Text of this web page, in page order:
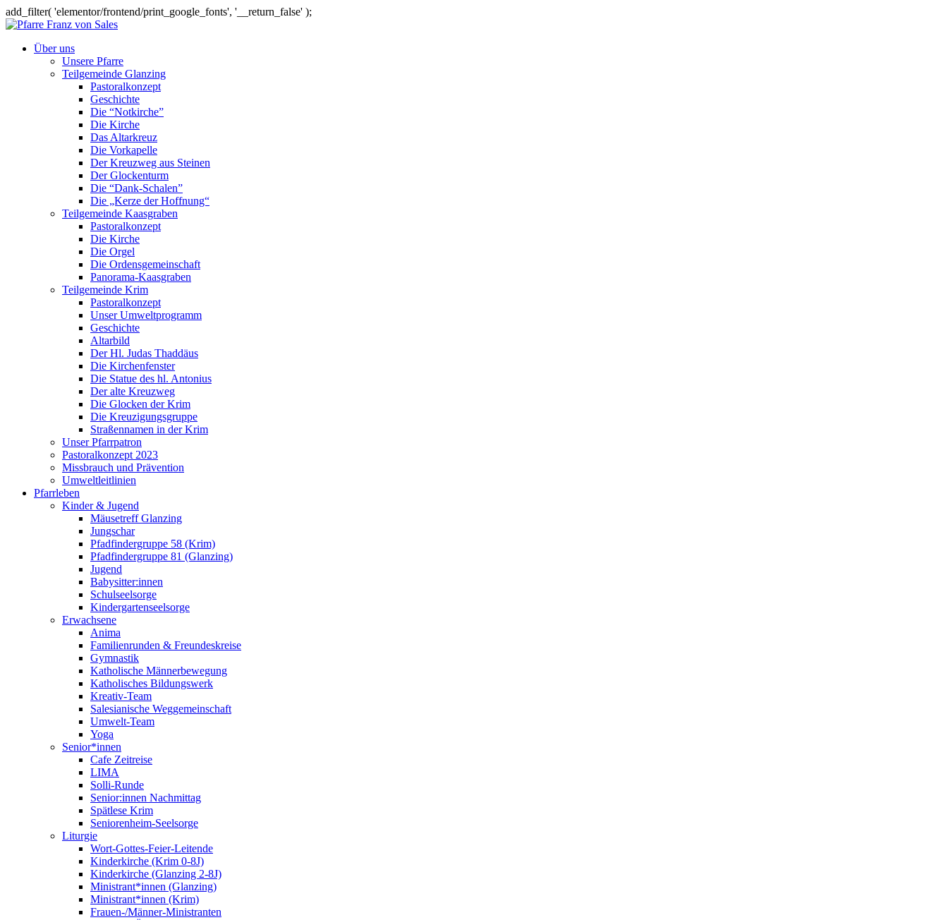
add_filter( 'elementor/frontend/print_google_fonts', '__return_false' );
Über uns
Unsere Pfarre
Teilgemeinde Glanzing
Pastoralkonzept
Geschichte
Die “Notkirche”
Die Kirche
Das Altarkreuz
Die Vorkapelle
Der Kreuzweg aus Steinen
Der Glockenturm
Die “Dank-Schalen”
Die „Kerze der Hoffnung“
Teilgemeinde Kaasgraben
Pastoralkonzept
Die Kirche
Die Orgel
Die Ordensgemeinschaft
Panorama-Kaasgraben
Teilgemeinde Krim
Pastoralkonzept
Unser Umweltprogramm
Geschichte
Altarbild
Der Hl. Judas Thaddäus
Die Kirchenfenster
Die Statue des hl. Antonius
Der alte Kreuzweg
Die Glocken der Krim
Die Kreuzigungsgruppe
Straßennamen in der Krim
Unser Pfarrpatron
Pastoralkonzept 2023
Missbrauch und Prävention
Umweltleitlinien
Pfarrleben
Kinder & Jugend
Mäusetreff Glanzing
Jungschar
Pfadfindergruppe 58 (Krim)
Pfadfindergruppe 81 (Glanzing)
Jugend
Babysitter:innen
Schulseelsorge
Kindergartenseelsorge
Erwachsene
Anima
Familienrunden & Freundeskreise
Gymnastik
Katholische Männerbewegung
Katholisches Bildungswerk
Kreativ-Team
Salesianische Weggemeinschaft
Umwelt-Team
Yoga
Senior*innen
Cafe Zeitreise
LIMA
Solli-Runde
Senior:innen Nachmittag
Spätlese Krim
Seniorenheim-Seelsorge
Liturgie
Wort-Gottes-Feier-Leitende
Kinderkirche (Krim 0-8J)
Kinderkirche (Glanzing 2-8J)
Ministrant*innen (Glanzing)
Ministrant*innen (Krim)
Frauen-/Männer-Ministranten